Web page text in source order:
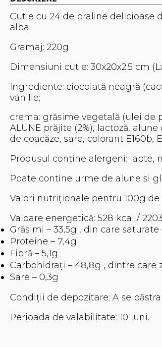
Cutie cu 24 de praline delicioase
alba.
Gramaj: 220g
Dimensiuni cutie: 30x20x2.5 cm
Ingrediente: ciocolată neagră
vanilie;
crema: grăsime vegetală (ulei de
ALUNE prăjite (2%), lactoză,
de coacăze, sare, colorant E160b,
Produsul conține alergeni: lapte,
Poate contine urme de alune si
Valori nutriționale pentru 100g de
Valoare energetică: 528 kcal /
Grăsimi – 33,5g , din care saturate
Proteine ​​– 7,4g
Fibră – 5,1g
Carbohidrați – 48,8g , dintre care
Sare – 0,3g
Condiții de depozitare: A se
Perioada de valabilitate: 10 luni.